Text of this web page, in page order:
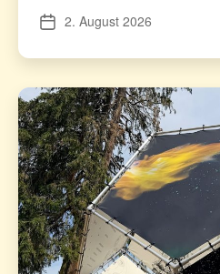
Veröffentlichungsdatum
2. August 2026